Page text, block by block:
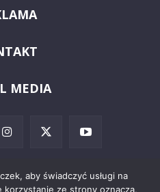
MEDIA
aby świadczyć usługi na
korzystanie ze strony oznacza,